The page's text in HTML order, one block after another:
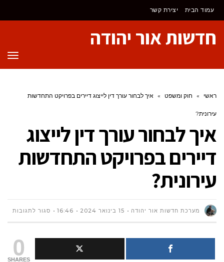
לתוכן
עמוד הבית יצירת קשר
חדשות אור יהודה
ראשי » חוק ומשפט » איך לבחור עורך דין לייצוג דיירים בפרויקט התחדשות
עירונית?
איך לבחור עורך דין לייצוג
דיירים בפרויקט התחדשות
עירונית?
מערכת חדשות אור יהודה 15 בינואר 2024 16:46 סגור לתגובותעל
0
SHARES